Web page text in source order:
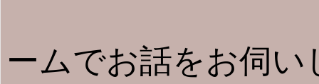
ームでお話をお伺い